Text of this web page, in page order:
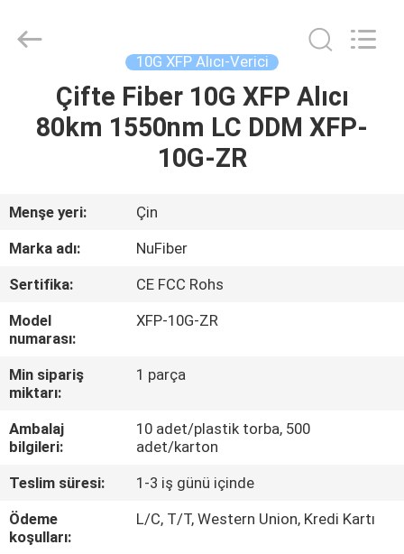
HAKKIMIZDA
FABRIKA
TURU
KALITE
KONTROL
BIZIMLE
ILETIŞIME
GEÇIN
Co.,Ltd.
10G XFP Alıcı-Verici
Çifte Fiber 10G XFP Alıcı
80km 1550nm LC DDM XFP-
10G-ZR
Menşe yeri:
Çin
Marka adı:
NuFiber
Sertifika:
CE FCC Rohs
Model
numarası:
XFP-10G-ZR
Min sipariş
miktarı:
1 parça
Ambalaj
bilgileri:
10 adet/plastik torba, 500
adet/karton
Teslim süresi:
1-3 iş günü içinde
Ödeme
koşulları:
L/C, T/T, Western Union, Kredi Kartı